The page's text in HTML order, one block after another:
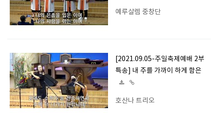
예루살렘 중창단
[2021.09.05-주일축제예배 2부
특송] 내 주를 가까이 하게 함은
호산나 트리오